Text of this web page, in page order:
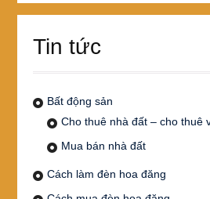
Tin tức
Bất động sản
Cho thuê nhà đất – cho thuê
Mua bán nhà đất
Cách làm đèn hoa đăng